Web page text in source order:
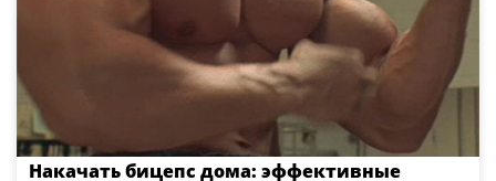
Накачать бицепс дома: эффективные